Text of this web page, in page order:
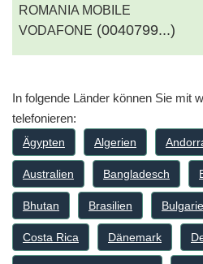
ROMANIA MOBILE
VODAFONE (0040799...)
In folgende Länder können Sie mit
telefonieren:
Ägypten Algerien
Australien Bangladesch
Bhutan Brasilien
Costa Rica Dänemark